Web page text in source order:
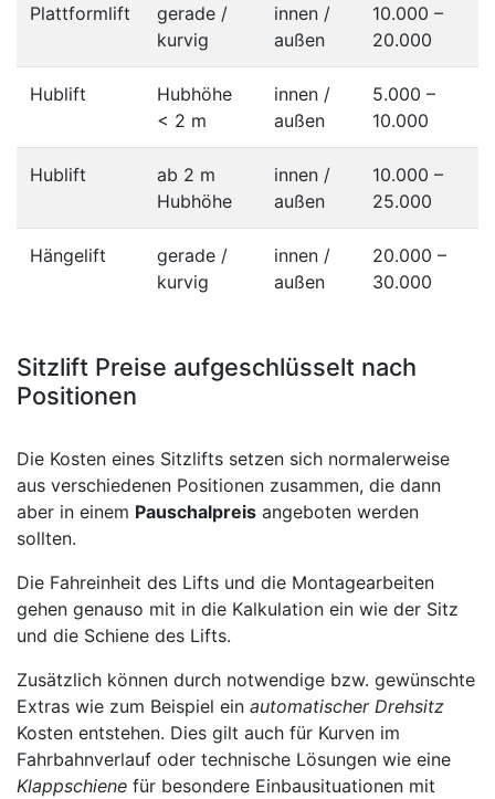
Plattformlift
gerade /
kurvig
innen /
außen
10.000 –
20.000
Hublift
Hubhöhe
< 2 m
innen /
außen
5.000 –
10.000
Hublift
ab 2 m
Hubhöhe
innen /
außen
10.000 –
25.000
Hängelift
gerade /
kurvig
innen /
außen
20.000 –
30.000
Sitzlift Preise aufgeschlüsselt nach
Positionen
Die Kosten eines Sitzlifts setzen sich normalerweise
aus verschiedenen Positionen zusammen, die dann
aber in einem Pauschalpreis angeboten werden
sollten.
Die Fahreinheit des Lifts und die Montagearbeiten
gehen genauso mit in die Kalkulation ein wie der Sitz
und die Schiene des Lifts.
Zusätzlich können durch notwendige bzw. gewünschte
Extras wie zum Beispiel ein automatischer Drehsitz
Kosten entstehen. Dies gilt auch für Kurven im
Fahrbahnverlauf oder technische Lösungen wie eine
Klappschiene für besondere Einbausituationen mit